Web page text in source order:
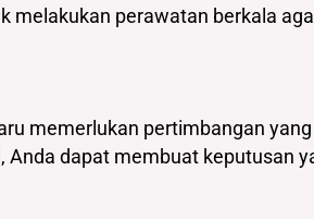
melakukan perawatan berkala
memerlukan pertimbangan
Anda dapat membuat keputusan